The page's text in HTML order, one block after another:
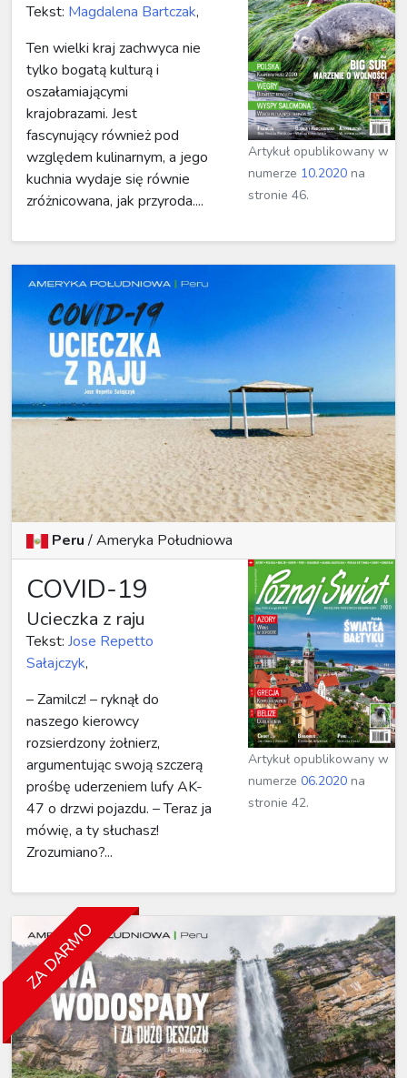
Tekst: Magdalena Bartczak,
Ten wielki kraj zachwyca nie
tylko bogatą kulturą i
oszałamiającymi
krajobrazami. Jest
fascynujący również pod
względem kulinarnym, a jego
kuchnia wydaje się równie
zróżnicowana, jak przyroda....
Artykuł opublikowany w
numerze 10.2020 na
stronie 46.
Peru/Ameryka Południowa
COVID-19
Ucieczka z raju
Tekst: Jose Repetto
Sałajczyk,
– Zamilcz! – ryknął do
naszego kierowcy
rozsierdzony żołnierz,
argumentując swoją szczerą
prośbę uderzeniem lufy AK-
47 o drzwi pojazdu. – Teraz ja
mówię, a ty słuchasz!
Zrozumiano?...
Artykuł opublikowany w
numerze06.2020 na
stronie 42.
ZA DARMO